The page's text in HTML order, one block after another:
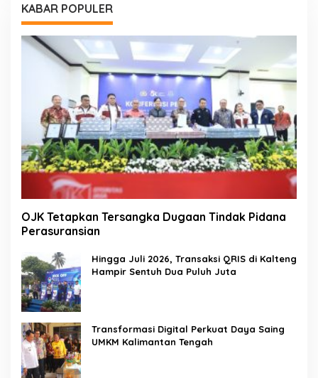
KABAR POPULER
OJK Tetapkan Tersangka Dugaan Tindak Pidana
Perasuransian
Hingga Juli 2026, Transaksi QRIS di Kalteng
Hampir Sentuh Dua Puluh Juta
Transformasi Digital Perkuat Daya Saing
UMKM Kalimantan Tengah